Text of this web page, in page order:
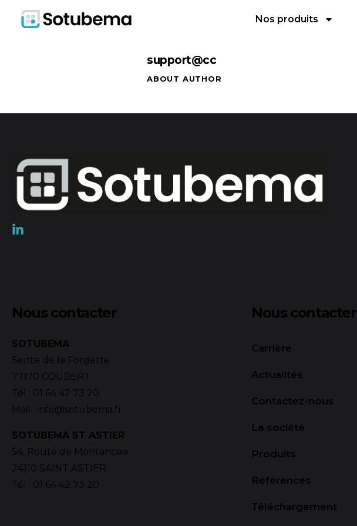
Nos produits
support@cc
ABOUT AUTHOR
Nous contacter
SOTUBEMA
Sente de la Forgette
77170 COUBERT
Tél : 01 64 42 73 20
Mail : info@sotubema.fr
SOTUBEMA ST ASTIER
54, Route de Montanceix
24110 SAINT ASTIER
Tél : 01 64 42 73 20
Nous contacter
Carrière
Actualités
Contactez-nous
La société
Produits
Références
Téléchargement